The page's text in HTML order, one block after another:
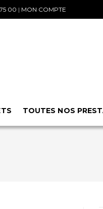
00 | MON COMPTE
TOUTES NOS